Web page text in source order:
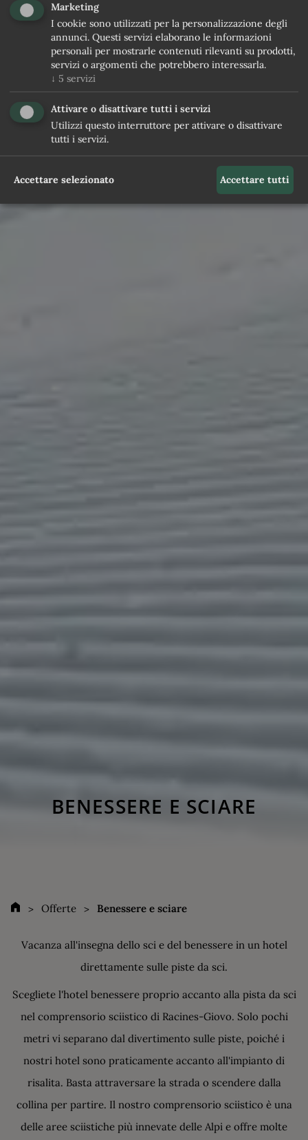
BENESSERE E SCIARE
Offerte Benessere e sciare
Vacanza all'insegna dello sci e del benessere in un hotel
direttamente sulle piste da sci.
Scegliete l'hotel benessere proprio accanto alla pista da sci
nel comprensorio sciistico di Racines-Giovo. Solo pochi
metri vi separano dal divertimento sulle piste, poiché i
nostri hotel sono praticamente accanto all'impianto di
risalita. Basta attraversare la strada o scendere dalla
collina per partire. Il nostro comprensorio sciistico è una
delle aree sciistiche più innevate delle Alpi e offre molte
Marketing
I cookie sono utilizzati per la personalizzazione degli
annunci. Questi servizi elaborano le informazioni
personali per mostrarle contenuti rilevanti su prodotti,
servizi o argomenti che potrebbero interessarla.
↓ 5 servizi
Attivare o disattivare tutti i servizi
Utilizzi questo interruttore per attivare o disattivare
tutti i servizi.
Accettare selezionato Accettare tutti